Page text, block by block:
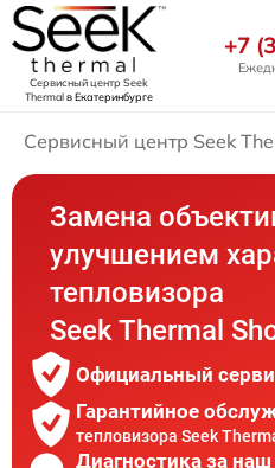
Сервисный центр Seek
Thermalв Екатеринбурге
+7
Сервисный центр Seek
Замена
улучшением
тепловизора
Seek Thermal
Официальный
Гарантийное
тепловизора Seek
Диагностика за наш